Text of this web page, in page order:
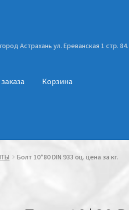
Астрахань ул. Ереванская 1 стр. 84.
Корзина
Болт 10*80 DIN 933 оц. цена за кг.